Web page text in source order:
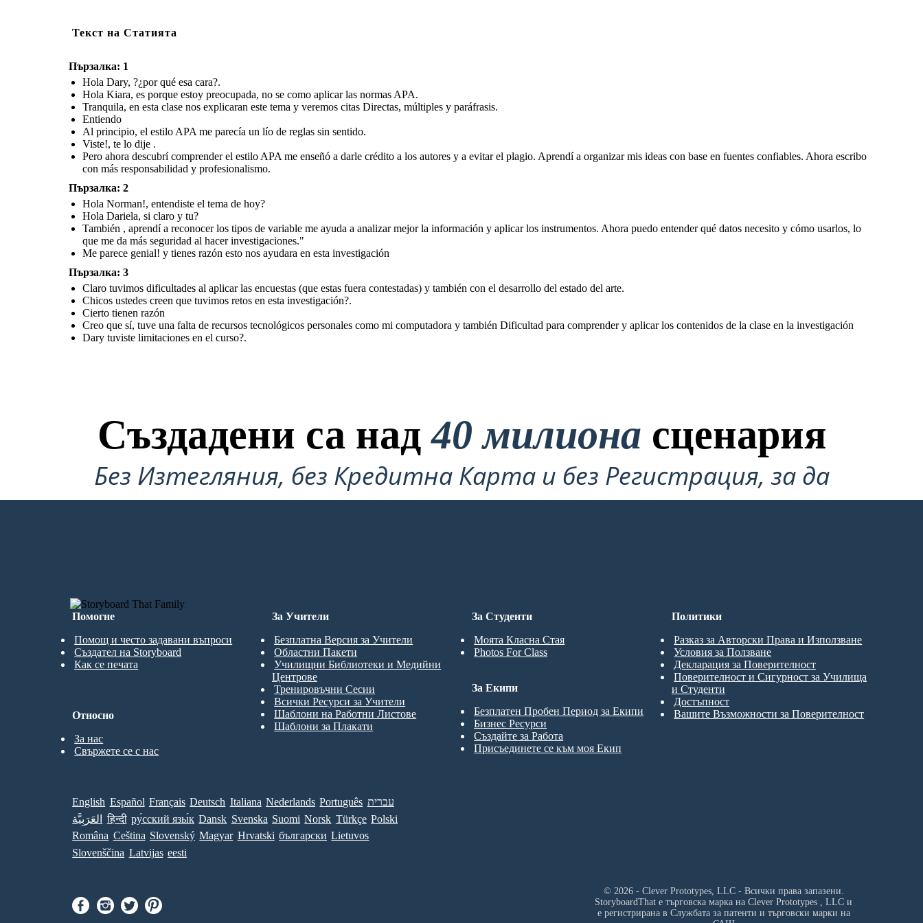
Текст на Статията
Пързалка: 1
Hola Dary, ?¿por qué esa cara?.
Hola Kiara, es porque estoy preocupada, no se como aplicar las normas APA.
Tranquila, en esta clase nos explicaran este tema y veremos citas Directas, múltiples y paráfrasis.
Entiendo
Al principio, el estilo APA me parecía un lío de reglas sin sentido.
Viste!, te lo dije .
Pero ahora descubrí comprender el estilo APA me enseñó a darle crédito a los autores y a evitar el plagio. Aprendí a organizar mis ideas con base en fuentes confiables. Ahora escribo
con más responsabilidad y profesionalismo.
Пързалка: 2
Hola Norman!, entendiste el tema de hoy?
Hola Dariela, si claro y tu?
También , aprendí a reconocer los tipos de variable me ayuda a analizar mejor la información y aplicar los instrumentos. Ahora puedo entender qué datos necesito y cómo usarlos, lo
que me da más seguridad al hacer investigaciones."
Me parece genial! y tienes razón esto nos ayudara en esta investigación
Пързалка: 3
Claro tuvimos dificultades al aplicar las encuestas (que estas fuera contestadas) y también con el desarrollo del estado del arte.
Chicos ustedes creen que tuvimos retos en esta investigación?.
Cierto tienen razón
Creo que sí, tuve una falta de recursos tecnológicos personales como mi computadora y también Dificultad para comprender y aplicar los contenidos de la clase en la investigación
Dary tuviste limitaciones en el curso?.
Създадени са над40 милиона сценария
Без Изтегляния, без Кредитна Карта и без Регистрация, за да
Опитате!
Помогне
Помощ и често задавани въпроси
Създател на Storyboard
Как се печата
За Студенти
Моята Класна Стая
Photos For Class
За Учители
Безплатна Версия за Учители
Областни Пакети
Училищни Библиотеки и Медийни
Центрове
Тренировъчни Сесии
Всички Ресурси за Учители
Шаблони на Работни Листове
Шаблони за Плакати
За Екипи
Безплатен Пробен Период за Екипи
Бизнес Ресурси
Създайте за Работа
Присъединете се към моя Екип
Относно
За нас
Свържете се с нас
Политики
Разказ за Авторски Права и Използване
Условия за Ползване
Декларация за Поверителност
Поверителност и Сигурност за Училища
и Студенти
Достъпност
Вашите Възможности за Поверителност
English Español Français Deutsch Italiana Nederlands Português עברית
العَرَبِيَّة
हिन्दी ру́сский язы́к Dansk Svenska Suomi Norsk Türkçe Polski
Româna Ceština Slovenský Magyar Hrvatski български Lietuvos
Slovenščina Latvijas eesti
© 2026 - Clever Prototypes, LLC - Всички права запазени.
StoryboardThat е търговска марка на Clever Prototypes , LLC и
е регистрирана в Службата за патенти и търговски марки на